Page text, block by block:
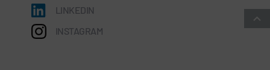
LINKEDIN
INSTAGRAM